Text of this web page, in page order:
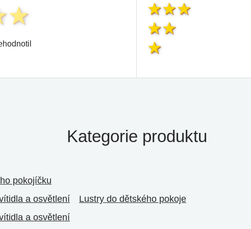
Kategorie produktu
pokojíčku
a osvětlení
Lustry do dětského pokoje
a osvětlení